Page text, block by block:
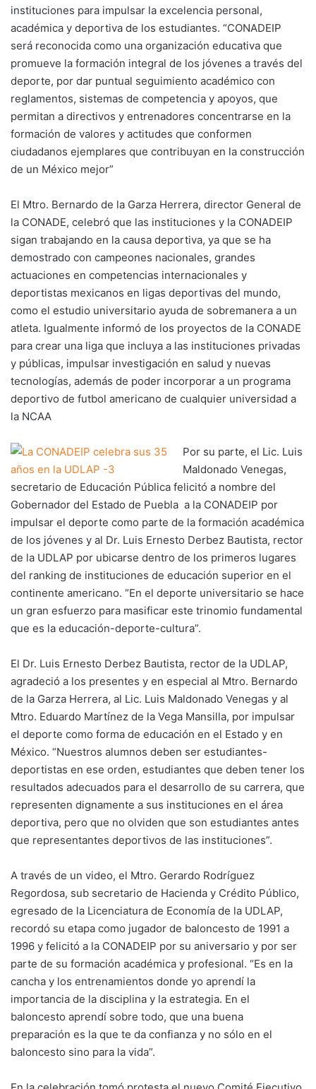
instituciones para impulsar la excelencia personal,
académica y deportiva de los estudiantes. “CONADEIP
será reconocida como una organización educativa que
promueve la formación integral de los jóvenes a través del
deporte, por dar puntual seguimiento académico con
reglamentos, sistemas de competencia y apoyos, que
permitan a directivos y entrenadores concentrarse en la
formación de valores y actitudes que conformen
ciudadanos ejemplares que contribuyan en la construcción
de un México mejor”
El Mtro. Bernardo de la Garza Herrera, director General de
la CONADE, celebró que las instituciones y la CONADEIP
sigan trabajando en la causa deportiva, ya que se ha
demostrado con campeones nacionales, grandes
actuaciones en competencias internacionales y
deportistas mexicanos en ligas deportivas del mundo,
como el estudio universitario ayuda de sobremanera a un
atleta. Igualmente informó de los proyectos de la CONADE
para crear una liga que incluya a las instituciones privadas
y públicas, impulsar investigación en salud y nuevas
tecnologías, además de poder incorporar a un programa
deportivo de futbol americano de cualquier universidad a
la NCAA
Por su parte, el Lic. Luis
Maldonado Venegas,
secretario de Educación Pública felicitó a nombre del
Gobernador del Estado de Puebla a la CONADEIP por
impulsar el deporte como parte de la formación académica
de los jóvenes y al Dr. Luis Ernesto Derbez Bautista, rector
de la UDLAP por ubicarse dentro de los primeros lugares
del ranking de instituciones de educación superior en el
continente americano. “En el deporte universitario se hace
un gran esfuerzo para masificar este trinomio fundamental
que es la educación-deporte-cultura”.
El Dr. Luis Ernesto Derbez Bautista, rector de la UDLAP,
agradeció a los presentes y en especial al Mtro. Bernardo
de la Garza Herrera, al Lic. Luis Maldonado Venegas y al
Mtro. Eduardo Martínez de la Vega Mansilla, por impulsar
el deporte como forma de educación en el Estado y en
México. “Nuestros alumnos deben ser estudiantes-
deportistas en ese orden, estudiantes que deben tener los
resultados adecuados para el desarrollo de su carrera, que
representen dignamente a sus instituciones en el área
deportiva, pero que no olviden que son estudiantes antes
que representantes deportivos de las instituciones”.
A través de un video, el Mtro. Gerardo Rodríguez
Regordosa, sub secretario de Hacienda y Crédito Público,
egresado de la Licenciatura de Economía de la UDLAP,
recordó su etapa como jugador de baloncesto de 1991 a
1996 y felicitó a la CONADEIP por su aniversario y por ser
parte de su formación académica y profesional. “Es en la
cancha y los entrenamientos donde yo aprendí la
importancia de la disciplina y la estrategia. En el
baloncesto aprendí sobre todo, que una buena
preparación es la que te da confianza y no sólo en el
baloncesto sino para la vida”.